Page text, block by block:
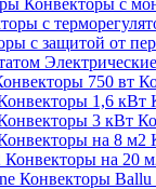
Конвекторы с
с
с защитой от
750 вт
1,6 кВт
3 кВт
на 8 м2
Конвекторы на 20
Конвекторы Ballu